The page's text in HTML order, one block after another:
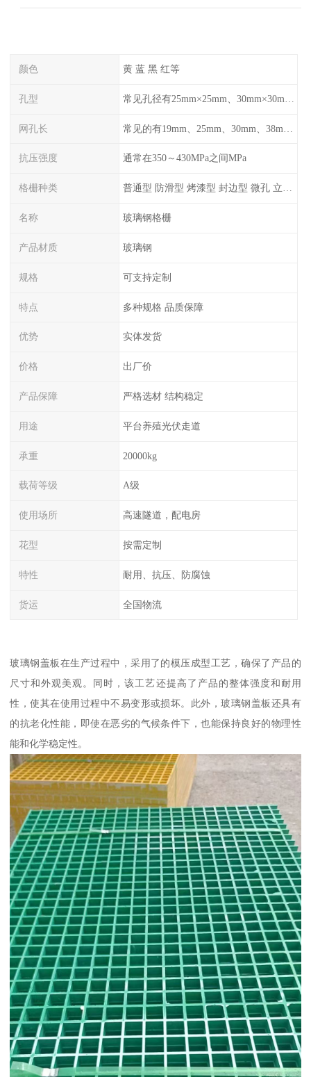
颜色 黄 蓝 黑 红等
孔型
网孔长
抗压强度 通常在350～430MPa之间MPa
格栅种类 普通型 防滑型 ‌烤漆型 封边型 ‌微孔 立体 加砂覆面型 平面型
名称 玻璃钢格栅
产品材质 玻璃钢
规格 可支持定制
特点 多种规格 品质保障
优势 实体发货
价格 出厂价
产品保障 严格选材 结构稳定
用途 平台养殖光伏走道
承重 20000kg
载荷等级 A级
使用场所 高速隧道，配电房
花型 按需定制
特性 耐用、抗压、防腐蚀
货运 全国物流
玻璃钢盖板在生产过程中，采用了的模压成型工艺，确保了产品的
尺寸和外观美观。同时，该工艺还提高了产品的整体强度和耐用
性，使其在使用过程中不易变形或损坏。此外，玻璃钢盖板还具有
的抗老化性能，即使在恶劣的气候条件下，也能保持良好的物理性
能和化学稳定性。